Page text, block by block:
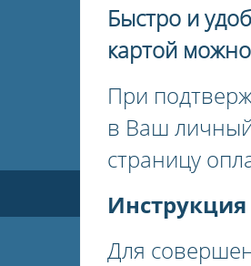
Быстро и
картой
При
в Ваш личный
страницу
Для